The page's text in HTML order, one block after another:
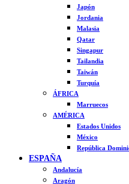
Japón
Jordania
Malasia
Qatar
Singapur
Tailandia
Taiwán
Turquía
ÁFRICA
Marruecos
AMÉRICA
Estados Unidos
México
República
ESPAÑA
Andalucía
Aragón